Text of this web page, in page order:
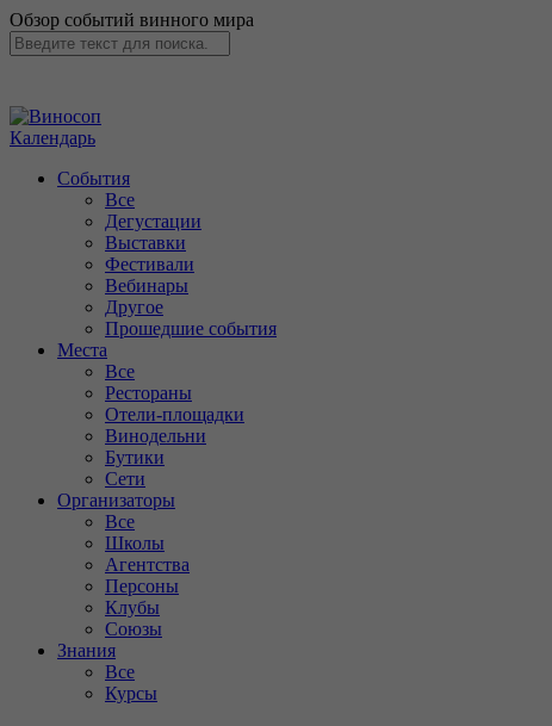
Обзор событий винного мира
Календарь
События
Все
Дегустации
Выставки
Фестивали
Вебинары
Другое
Прошедшие события
Места
Все
Рестораны
Отели-площадки
Винодельни
Бутики
Сети
Организаторы
Все
Школы
Агентства
Персоны
Клубы
Союзы
Знания
Все
Курсы